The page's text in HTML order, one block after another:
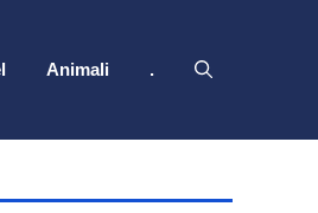
Animali .